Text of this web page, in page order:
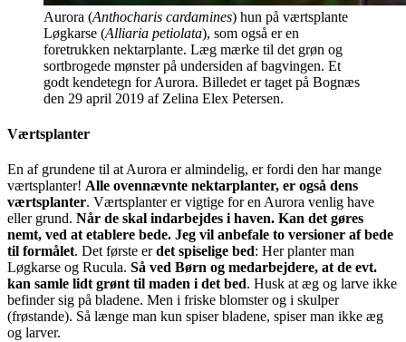
Aurora (Anthocharis cardamines) hun på værtsplante
Løgkarse (Alliaria petiolata), som også er en
foretrukken nektarplante. Læg mærke til det grøn og
sortbrogede mønster på undersiden af bagvingen. Et
godt kendetegn for Aurora. Billedet er taget på Bognæs
den 29 april 2019 af Zelina Elex Petersen.
Værtsplanter
En af grundene til at Aurora er almindelig, er fordi den har mange
værtsplanter! Alle ovennævnte nektarplanter, er også dens
værtsplanter. Værtsplanter er vigtige for en Aurora venlig have
eller grund. Når de skal indarbejdes i haven. Kan det gøres
nemt, ved at etablere bede. Jeg vil anbefale to versioner af bede
til formålet. Det første erdet spiselige bed: Her planter man
Løgkarse og Rucula. Så ved Børn og medarbejdere, at de evt.
kan samle lidt grønt til maden i det bed. Husk at æg og larve ikke
befinder sig på bladene. Men i friske blomster og i skulper
(frøstande). Så længe man kun spiser bladene, spiser man ikke æg
og larver.